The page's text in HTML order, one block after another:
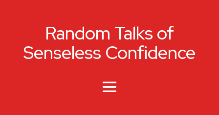
Random Talks of
Senseless Confidence